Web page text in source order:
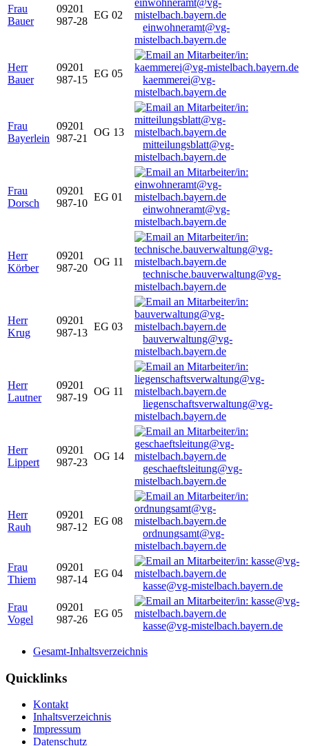
Frau
Bauer
09201
987-28
EG 02
einwohneramt@vg-
mistelbach.bayern.de
Herr
Bauer
09201
987-15
EG 05
kaemmerei@vg-
mistelbach.bayern.de
Frau
Bayerlein
09201
987-21
OG 13
mitteilungsblatt@vg-
mistelbach.bayern.de
Frau
Dorsch
09201
987-10
EG 01
einwohneramt@vg-
mistelbach.bayern.de
Herr
Körber
09201
987-20
OG 11
technische.bauverwaltung@vg-
mistelbach.bayern.de
Herr
Krug
09201
987-13
EG 03
bauverwaltung@vg-
mistelbach.bayern.de
Herr
Lautner
09201
987-19
OG 11
liegenschaftsverwaltung@vg-
mistelbach.bayern.de
Herr
Lippert
09201
987-23
OG 14
geschaeftsleitung@vg-
mistelbach.bayern.de
Herr
Rauh
09201
987-12
EG 08
ordnungsamt@vg-
mistelbach.bayern.de
Frau
Thiem
09201
987-14
EG 04
kasse@vg-mistelbach.bayern.de
Frau
Vogel
09201
987-26
EG 05
kasse@vg-mistelbach.bayern.de
Gesamt-Inhaltsverzeichnis
Quicklinks
Kontakt
Inhaltsverzeichnis
Impressum
Datenschutz